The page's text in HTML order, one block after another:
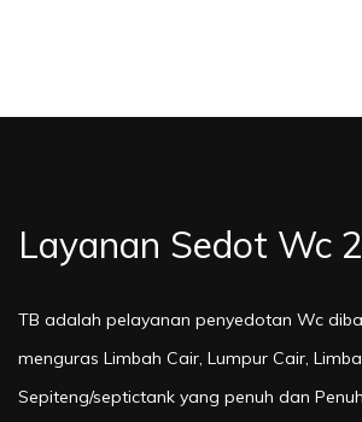
Layanan Sedot Wc
TB adalah pelayanan penyedotan Wc
menguras Limbah Cair, Lumpur Cair,
Sepiteng/septictank yang penuh dan